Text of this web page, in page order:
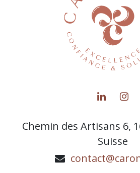
Chemin des Artisans 6,
Suisse